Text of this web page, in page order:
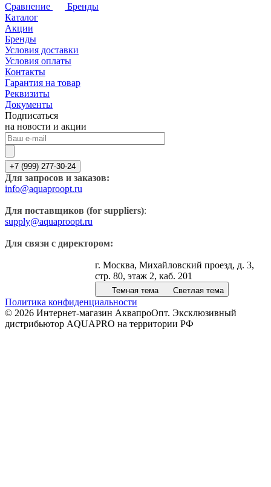
Сравнение
Бренды
Каталог
Акции
Бренды
Условия доставки
Условия оплаты
Контакты
Гарантия на товар
Реквизиты
Документы
Подписаться
на новости и акции
+7 (999) 277-30-24
Для запросов и заказов:
info@aquaproopt.ru
Для поставщиков (for suppliers):
supply@aquaproopt.ru
Для связи с директором:
г. Москва, Михайловский проезд, д. 3,
стр. 80, этаж 2, каб. 201
Темная тема Светлая тема
Политика конфиденциальности
© 2026 Интернет-магазин АквапроОпт. Эксклюзивный
дистрибьютор AQUAPRO на территории РФ